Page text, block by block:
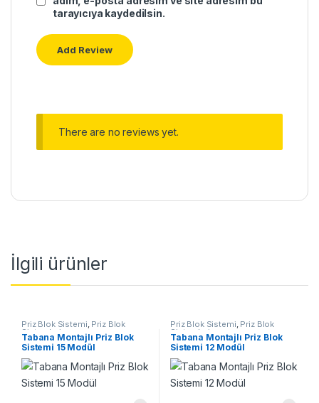
tarayıcıya kaydedilsin.
There are no reviews yet.
İlgili ürünler
Priz Blok Sistemi, Priz Blok
Sistemleri
Tabana Montajlı Priz Blok
Sistemi 15 Modül
Priz Blok Sistemi, Priz Blok
Sistemleri
Tabana Montajlı Priz Blok
Sistemi 12 Modül